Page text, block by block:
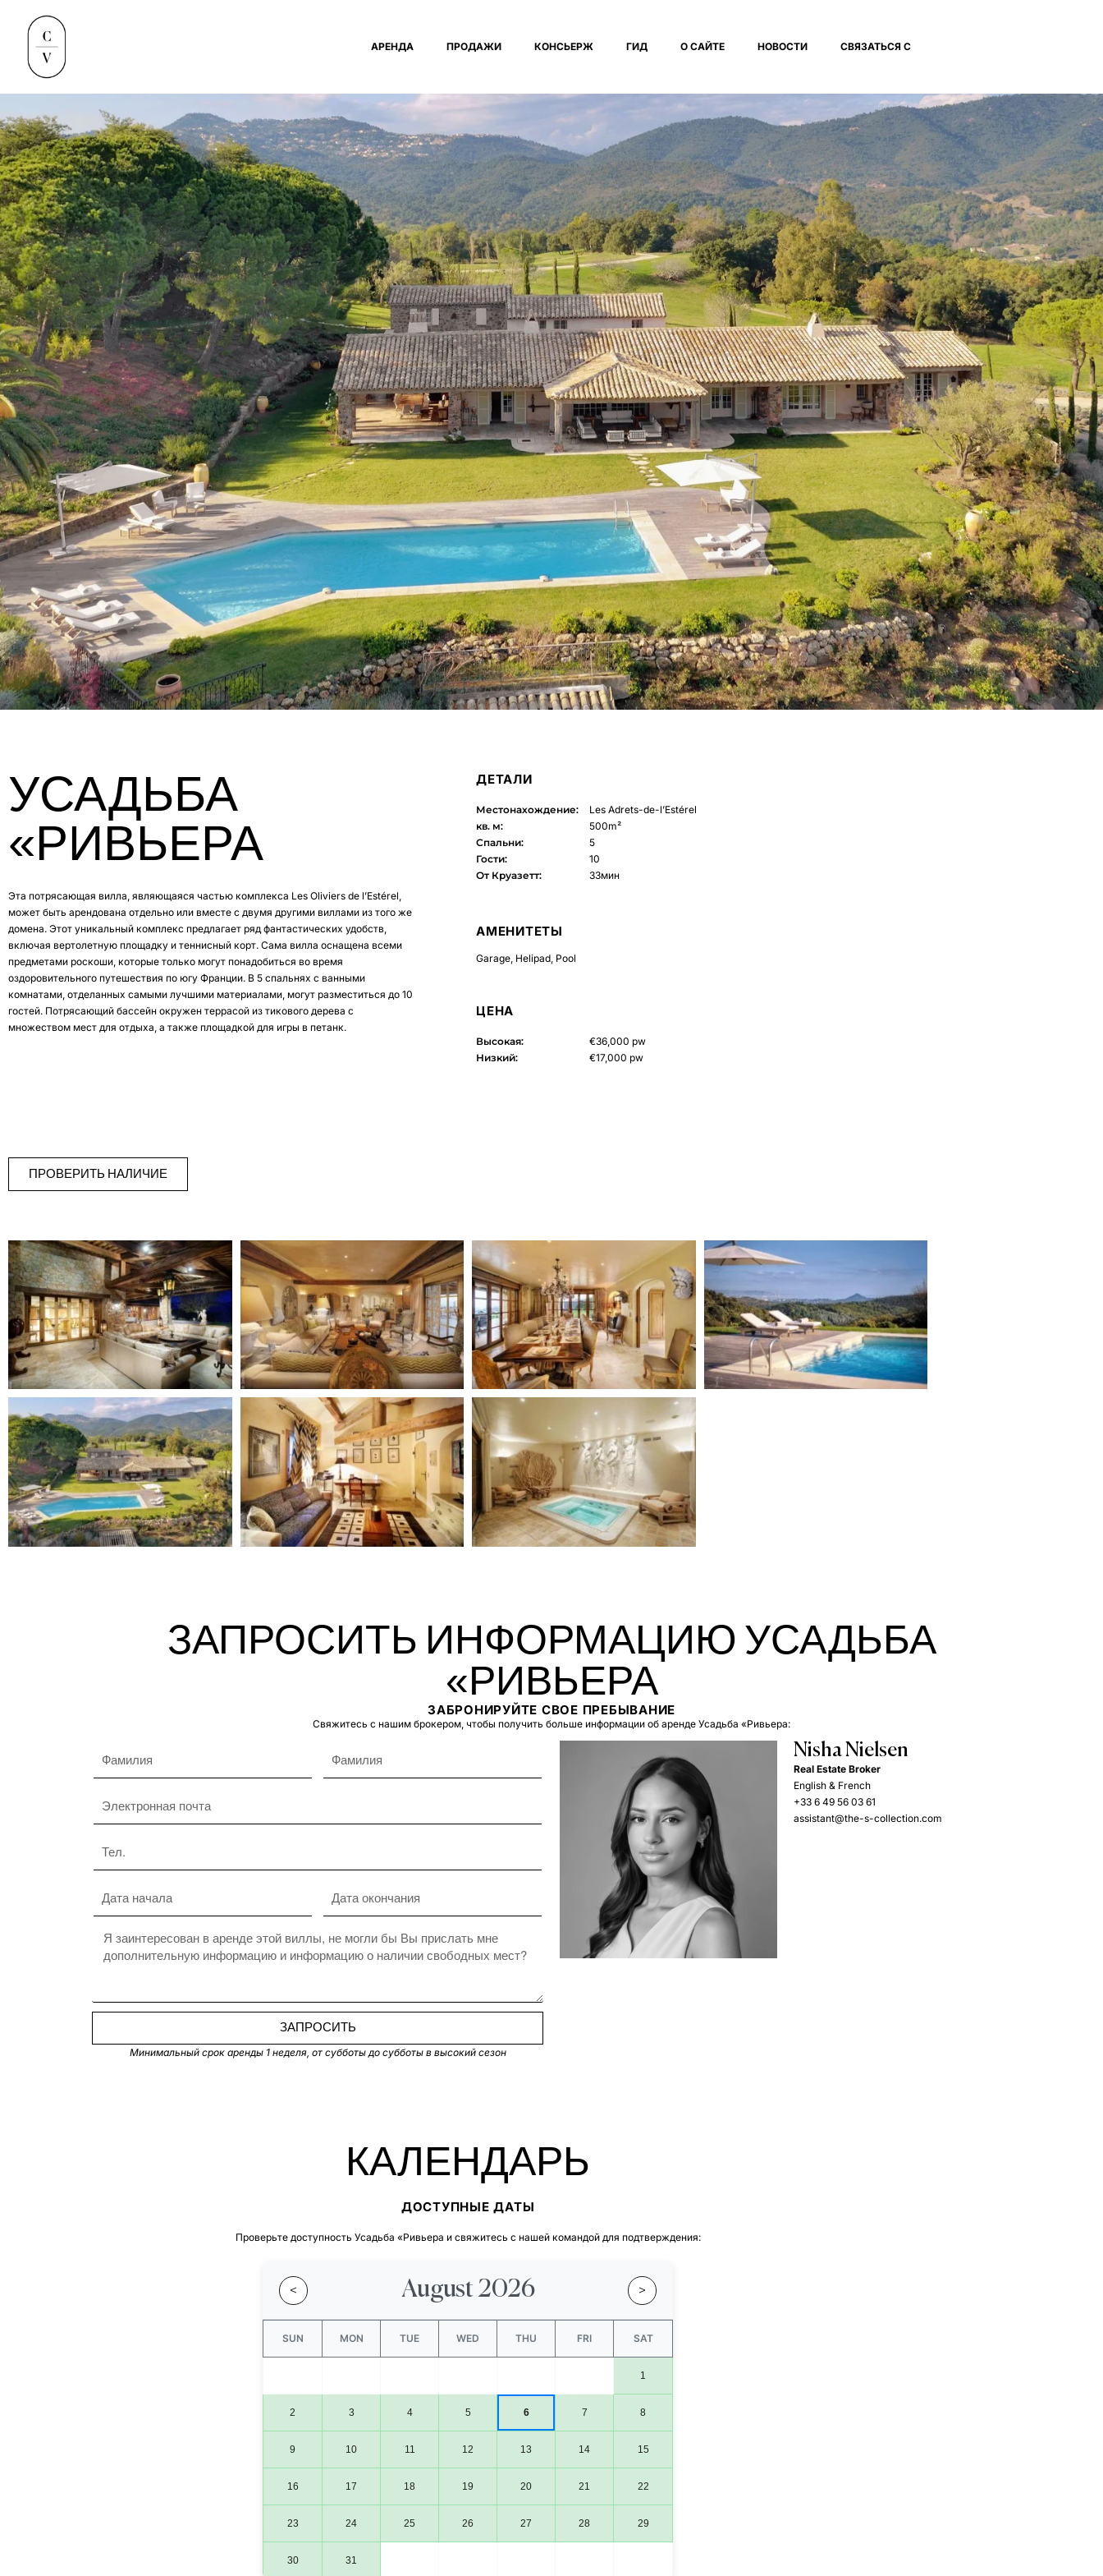
АРЕНДА ПРОДАЖИ КОНСЬЕРЖ ГИД О САЙТЕ НОВОСТИ СВЯЗАТЬСЯ С
УСАДЬБА
«РИВЬЕРА
Эта потрясающая вилла, являющаяся частью комплекса Les Oliviers de l’Estérel,
может быть арендована отдельно или вместе с двумя другими виллами из того же
домена. Этот уникальный комплекс предлагает ряд фантастических удобств,
включая вертолетную площадку и теннисный корт. Сама вилла оснащена всеми
предметами роскоши, которые только могут понадобиться во время
оздоровительного путешествия по югу Франции. В 5 спальнях с ванными
комнатами, отделанных самыми лучшими материалами, могут разместиться до 10
гостей. Потрясающий бассейн окружен террасой из тикового дерева с
множеством мест для отдыха, а также площадкой для игры в петанк.
ДЕТАЛИ
Местонахождение:
Les Adrets-de-l’Estérel
кв. м:
500m²
Спальни:
5
Гости:
10
От Круазетт:
33мин
АМЕНИТЕТЫ
Garage, Helipad, Pool
ЦЕНА
Высокая:
€36,000 pw
Низкий:
€17,000 pw
ПРОВЕРИТЬ НАЛИЧИЕ
ЗАПРОСИТЬ ИНФОРМАЦИЮ УСАДЬБА
«РИВЬЕРА
ЗАБРОНИРУЙТЕ СВОЕ ПРЕБЫВАНИЕ
Свяжитесь с нашим брокером, чтобы получить больше информации об аренде Усадьба «Ривьера:
ЗАПРОСИТЬ
Минимальный срок аренды 1 неделя, от субботы до субботы в высокий сезон
Nisha Nielsen
Real Estate Broker
English & French
+33 6 49 56 03 61
assistant@the-s-collection.com
КАЛЕНДАРЬ
ДОСТУПНЫЕ ДАТЫ
Проверьте доступность Усадьба «Ривьера и свяжитесь с нашей командой для подтверждения:
< August 2026 >
SUN MON TUE WED THU FRI SAT
1
2 3 4 5 6 7 8
9 10 11 12 13 14 15
16 17 18 19 20 21 22
23 24 25 26 27 28 29
30 31